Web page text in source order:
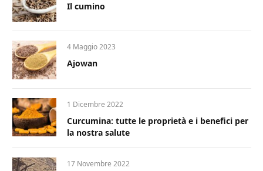
Il cumino
4 Maggio 2023
Ajowan
1 Dicembre 2022
Curcumina: tutte le proprietà e i benefici per
la nostra salute
17 Novembre 2022